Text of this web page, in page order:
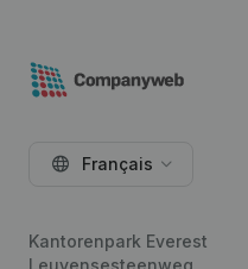
Français
Kantorenpark Everest
Leuvensesteenweg